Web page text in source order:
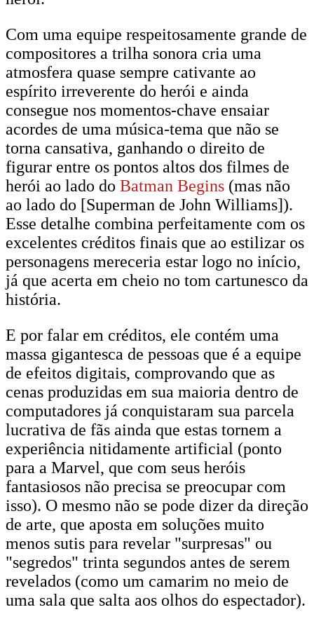
Com uma equipe respeitosamente grande de
compositores a trilha sonora cria uma
atmosfera quase sempre cativante ao
espírito irreverente do herói e ainda
consegue nos momentos-chave ensaiar
acordes de uma música-tema que não se
torna cansativa, ganhando o direito de
figurar entre os pontos altos dos filmes de
herói ao lado do Batman Begins (mas não
ao lado do [Superman de John Williams]).
Esse detalhe combina perfeitamente com os
excelentes créditos finais que ao estilizar os
personagens mereceria estar logo no início,
já que acerta em cheio no tom cartunesco da
história.
E por falar em créditos, ele contém uma
massa gigantesca de pessoas que é a equipe
de efeitos digitais, comprovando que as
cenas produzidas em sua maioria dentro de
computadores já conquistaram sua parcela
lucrativa de fãs ainda que estas tornem a
experiência nitidamente artificial (ponto
para a Marvel, que com seus heróis
fantasiosos não precisa se preocupar com
isso). O mesmo não se pode dizer da direção
de arte, que aposta em soluções muito
menos sutis para revelar "surpresas" ou
"segredos" trinta segundos antes de serem
revelados (como um camarim no meio de
uma sala que salta aos olhos do espectador).